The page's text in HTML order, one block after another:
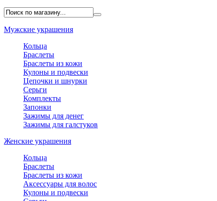
Мужские украшения
Кольца
Браслеты
Браслеты из кожи
Кулоны и подвески
Цепочки и шнурки
Серьги
Комплекты
Запонки
Зажимы для денег
Зажимы для галстуков
Женские украшения
Кольца
Браслеты
Браслеты из кожи
Аксессуары для волос
Кулоны и подвески